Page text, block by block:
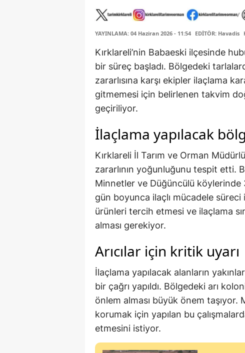
YAYINLAMA: 04 Haziran 2026 - 11:54 EDİTÖR: Havadis
Kırklareli’nin Babaeski ilçesinde
bir süreç başladı. Bölgedeki
zararlısına karşı ekipler ilaçlama
gitmemesi için belirlenen takvim
geçiriliyor.
İlaçlama yapılacak
Kırklareli İl Tarım ve Orman
zararlının yoğunluğunu tespit etti.
Minnetler ve Düğüncülü
gün boyunca ilaçlı mücadele
ürünleri tercih etmesi ve ilaçlama
alması gerekiyor.
Arıcılar için kritik uyarı
İlaçlama yapılacak alanların
bir çağrı yapıldı. Bölgedeki arı
önlem alması büyük önem
korumak için yapılan bu
etmesini istiyor.